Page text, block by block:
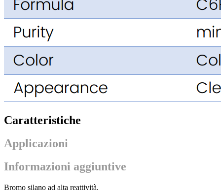
Caratteristiche
Applicazioni
Informazioni aggiuntive
Bromo silano ad alta reattività.